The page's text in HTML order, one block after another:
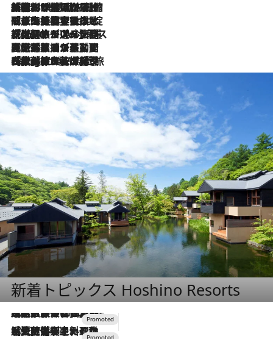
2026.8.6
「荷物が増えるほど旅ストレスは増す」美容ジャーナリストがたどり着いた最終結論。“化粧品を劇的に減らす”感動の凝縮美容とは
2026.8.6
「旅先には金髪ウィッグを持参」日本と同じメイクでは損してる!? 美容ジャーナリストが提案する“掟破りの旅美容”とは
2026.8.6
【厳選旅コスメ】「身軽さ＆UV対策重視！」ヘアアーティストshucoが選んだ夏旅ベストコスメを発表【Mサイズジップ】
2026.8.5
【厳選旅コスメ】国内をあちこち移動する河井菜摘が選んだ夏旅ベストコスメ発表！「リラックスアイテムはマスト」【Mサイズジップ】
2026.8.4
【厳選旅コスメ】「紫外線＆乾燥対策しながらメイク感も！」ヘア＆メイクGeorgeが選んだ夏旅ベストコスメを発表！【Mサイズジップ】
新着トピックス Hoshino Resorts
2026.7.31
【ホテル帰省】という選択肢をOMOが提案。家族とほどよい距離を保つには「昼は実家、夜は気兼ねなくホテルで！」
2026.7.24
【夏限定ディナーコース】旬を迎える稚鮎や花ズッキーニなどをイタリア・トスカーナの郷土料理の手法で満喫！